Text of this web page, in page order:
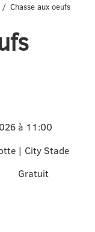
Chasse aux oeufs
à 11:00
| City Stade
Gratuit